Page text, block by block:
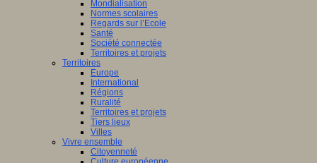
Mondialisation
Normes scolaires
Regards sur l’Ecole
Santé
Société connectée
Territoires et projets
Territoires
Europe
International
Régions
Ruralité
Territoires et projets
Tiers lieux
Villes
Vivre ensemble
Citoyenneté